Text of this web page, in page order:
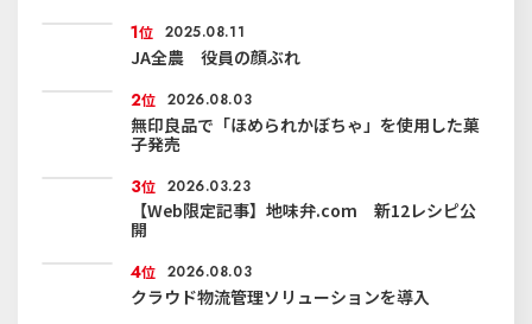
1位 2025.08.11
JA全農 役員の顔ぶれ
2位 2026.08.03
無印良品で「ほめられかぼちゃ」を使用した菓
子発売
3位 2026.03.23
【Web限定記事】地味弁.com 新12レシピ公
開
4位 2026.08.03
クラウド物流管理ソリューションを導入